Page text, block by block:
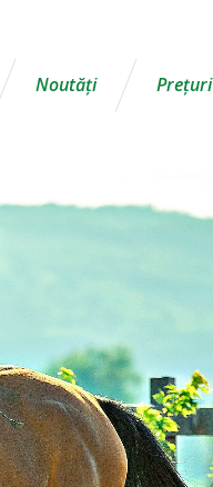
Noutăţi Preţuri